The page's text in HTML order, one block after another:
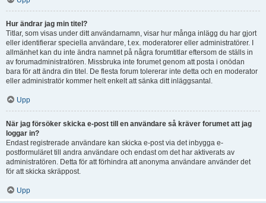
Hur ändrar jag min titel?
Titlar, som visas under ditt användarnamn, visar hur många inlägg du har gjort
eller identifierar speciella användare, t.ex. moderatorer eller administratörer. I
allmänhet kan du inte ändra namnet på några forumtitlar eftersom de ställs in
av forumadministratören. Missbruka inte forumet genom att posta i onödan
bara för att ändra din titel. De flesta forum tolererar inte detta och en moderator
eller administratör kommer helt enkelt att sänka ditt inläggsantal.
Upp
När jag försöker skicka e-post till en användare så kräver forumet att jag
loggar in?
Endast registrerade användare kan skicka e-post via det inbygga e-
postformuläret till andra användare och endast om det har aktiverats av
administratören. Detta för att förhindra att anonyma användare använder det
för att skicka skräppost.
Upp